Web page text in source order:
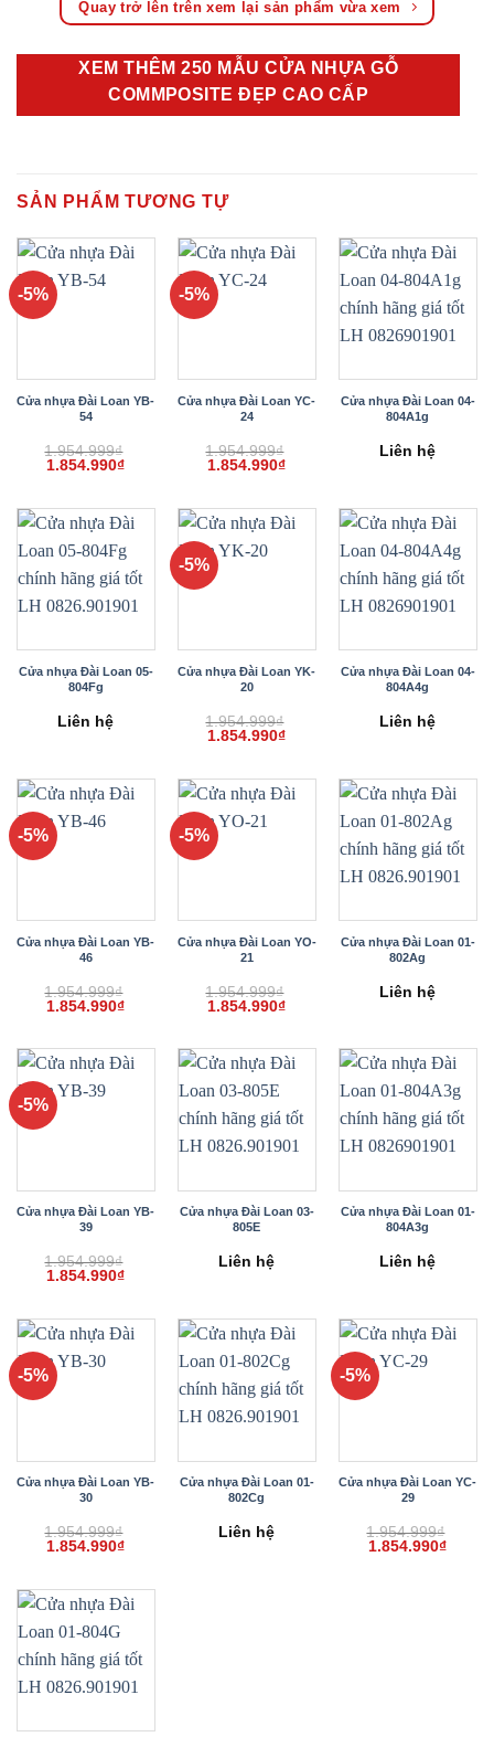
Quay trở lên trên xem lại sản phẩm vừa xem
XEM THÊM 250 MẪU CỬA NHỰA GỖ
COMMPOSITE ĐẸP CAO CẤP
SẢN PHẨM TƯƠNG TỰ
-5%
Cửa nhựa Đài Loan YB-
54
1.954.999₫
Giá
1.954.999₫.
1.854.990₫Giá
là:
1.854.990₫.
-5%
Cửa nhựa Đài Loan YC-
24
1.954.999₫
Giá
1.954.999₫.
1.854.990₫Giá
là:
1.854.990₫.
Cửa nhựa Đài Loan 04-
804A1g
Liên hệ
Cửa nhựa Đài Loan 05-
804Fg
Liên hệ
-5%
Cửa nhựa Đài Loan YK-
20
1.954.999₫
Giá
1.954.999₫.
1.854.990₫Giá
là:
1.854.990₫.
Cửa nhựa Đài Loan 04-
804A4g
Liên hệ
-5%
Cửa nhựa Đài Loan YB-
46
1.954.999₫
Giá
1.954.999₫.
1.854.990₫Giá
là:
1.854.990₫.
-5%
Cửa nhựa Đài Loan YO-
21
1.954.999₫
Giá
1.954.999₫.
1.854.990₫Giá
là:
1.854.990₫.
Cửa nhựa Đài Loan 01-
802Ag
Liên hệ
-5%
Cửa nhựa Đài Loan YB-
39
1.954.999₫
Giá
1.954.999₫.
1.854.990₫Giá
là:
1.854.990₫.
Cửa nhựa Đài Loan 03-
805E
Liên hệ
Cửa nhựa Đài Loan 01-
804A3g
Liên hệ
-5%
Cửa nhựa Đài Loan YB-
30
1.954.999₫
Giá
1.954.999₫.
1.854.990₫Giá
là:
1.854.990₫.
Cửa nhựa Đài Loan 01-
802Cg
Liên hệ
-5%
Cửa nhựa Đài Loan YC-
29
1.954.999₫
Giá
1.854.990₫Giá